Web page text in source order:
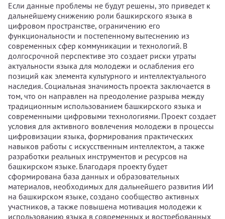
Если данные проблемы не будут решены, это приведет к
дальнейшему снижению роли башкирского языка в
цифровом пространстве, ограничению его
функциональности и постепенному вытеснению из
современных сфер коммуникации и технологий. В
долгосрочной перспективе это создает риски утраты
актуальности языка для молодежи и ослабления его
позиций как элемента культурного и интеллектуального
наследия. Социальная значимость проекта заключается в
том, что он направлен на преодоление разрыва между
традиционным использованием башкирского языка и
современными цифровыми технологиями. Проект создает
условия для активного вовлечения молодежи в процессы
цифровизации языка, формирования практических
навыков работы с искусственным интеллектом, а также
разработки реальных инструментов и ресурсов на
башкирском языке. Благодаря проекту будет
сформирована база данных и образовательных
материалов, необходимых для дальнейшего развития ИИ
на башкирском языке, создано сообщество активных
участников, а также повышена мотивация молодежи к
использованию языка в современных и востребованных